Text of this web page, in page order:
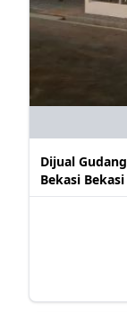
Dijual
Bekasi